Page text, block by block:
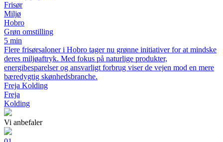
Frisør
Miljø
Hobro
Grøn omstilling
5 min
Flere frisørsaloner i Hobro tager nu grønne initiativer for at mindske
deres miljøaftryk. Med fokus på naturlige produkter,
energibesparelser og ansvarligt forbrug viser de vejen mod en mere
bæredygtig skønhedsbranche.
Freja Kolding
Freja
Kolding
Vi anbefaler